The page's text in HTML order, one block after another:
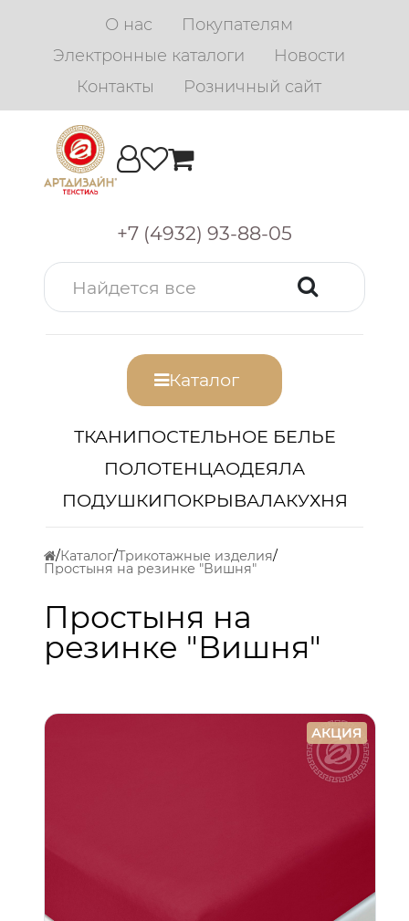
О нас
Покупателям
Электронные каталоги
Новости
Контакты
Розничный сайт
+7 (4932) 93-88-05
Каталог
ТКАНИПОСТЕЛЬНОЕ БЕЛЬЕ
ПОЛОТЕНЦАОДЕЯЛА
ПОДУШКИПОКРЫВАЛАКУХНЯ
Каталог Трикотажные изделия
Простыня на резинке "Вишня"
Простыня на
резинке "Вишня"
АКЦИЯ